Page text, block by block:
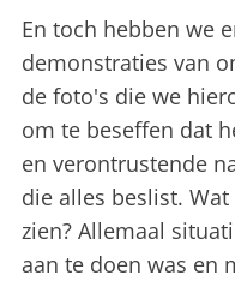
En toch hebben we
demonstraties van
de foto's die we
om te beseffen dat
en verontrustende
die alles beslist.
zien? Allemaal
aan te doen was en